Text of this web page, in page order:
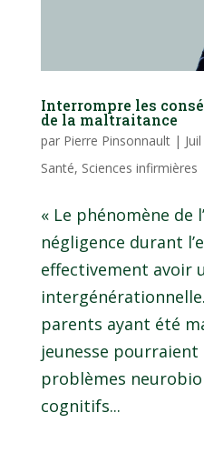
Interrompre les
de la maltraitance
par Pierre Pinsonnault|
Santé, Sciences infirmières
« Le phénomène de
négligence durant
effectivement avoir
parents ayant été
jeunesse pourraient
problèmes
cognitifs...